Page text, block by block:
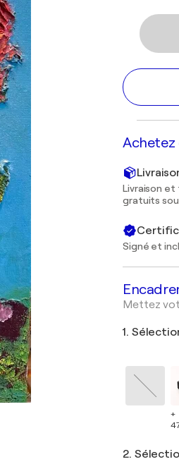
Livraison et
gratuits
Signé et
Mettez
1.
+
2.